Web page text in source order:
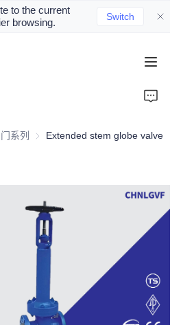
to the current
browsing.
Switch
系列 波纹管阀门系列
Extended stem globe valve